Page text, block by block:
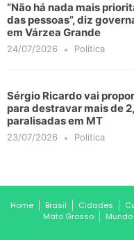
“Não há nada mais
das pessoas”, diz
em Várzea Grande
24/07/2026 Política
Sérgio Ricardo vai
para destravar mais de
paralisadas em MT
23/07/2026 Política
Home Brasil Cidades
Mato Grosso
Mundo